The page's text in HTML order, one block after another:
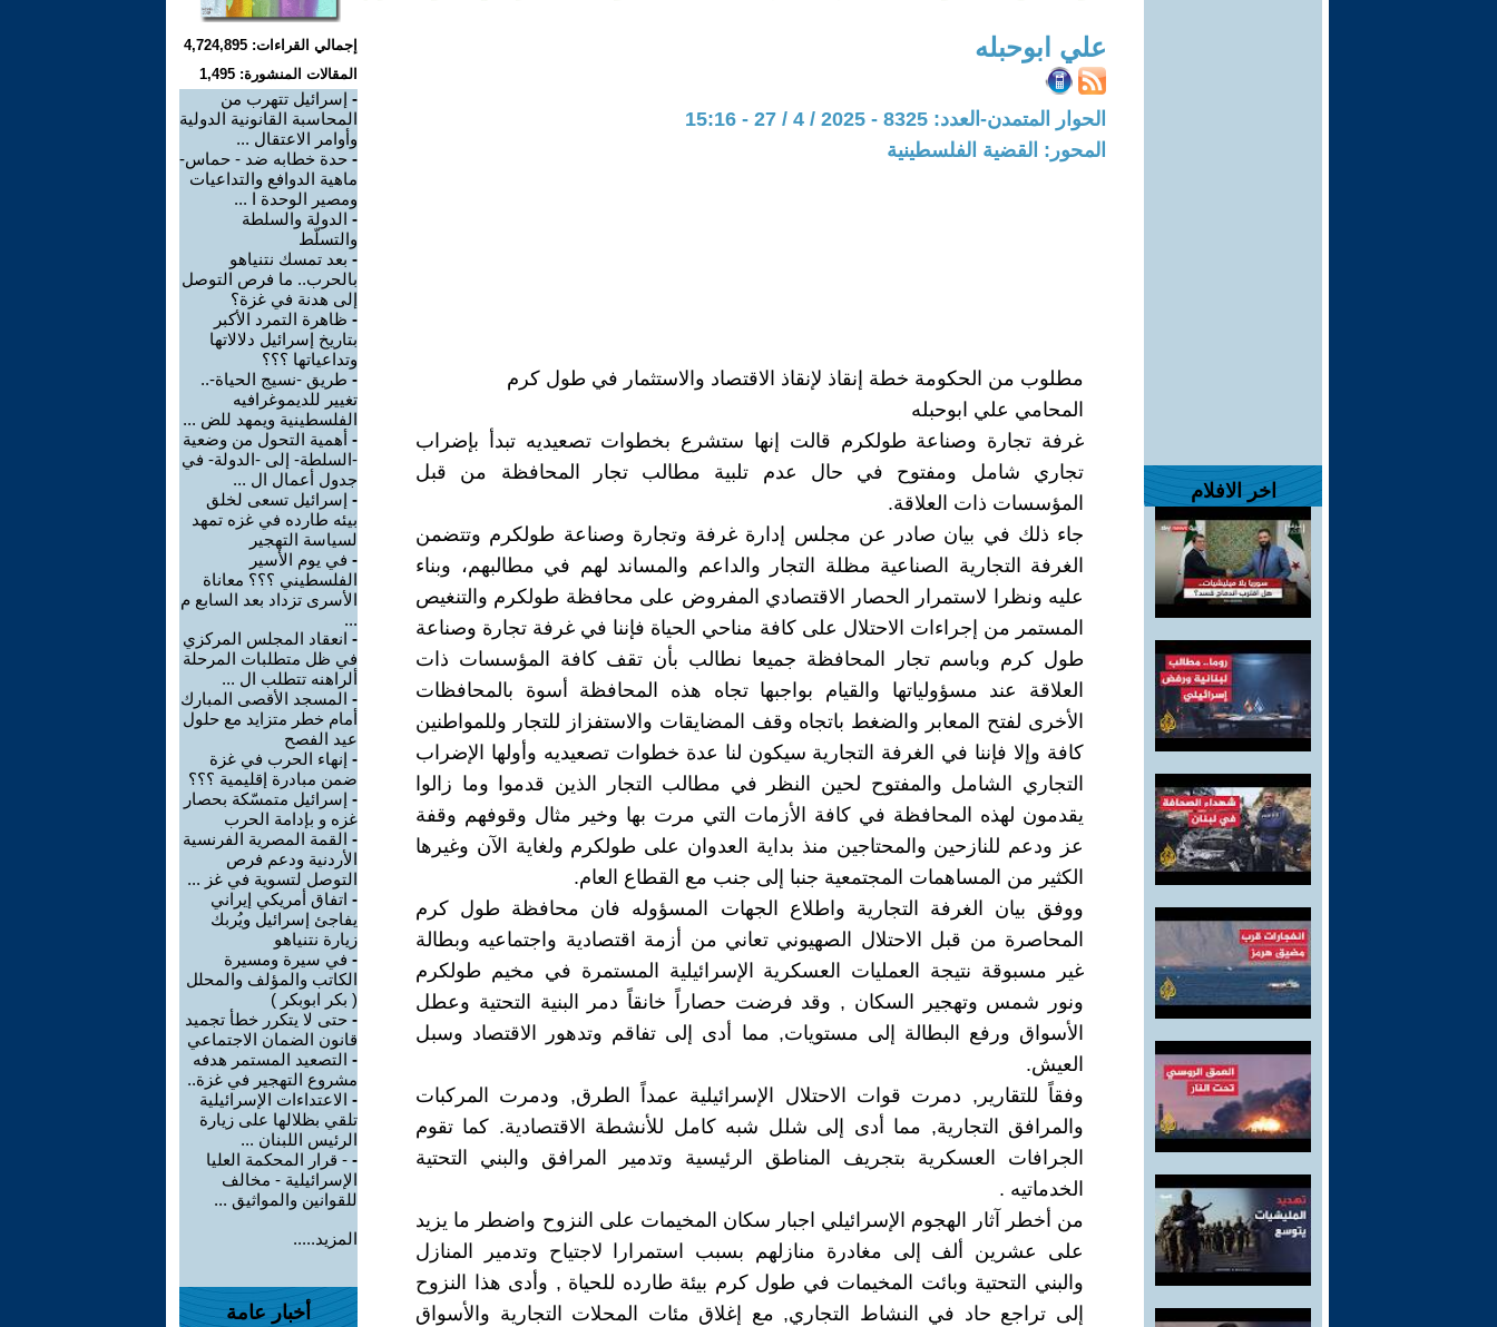
اخر الافلام
علي ابوحبله
الحوار المتمدن-العدد: 8325 - 2025 / 4 / 27 - 15:16
المحور: القضية الفلسطينية
مطلوب من الحكومة خطة إنقاذ لإنقاذ الاقتصاد والاستثمار في طول كرم
المحامي علي ابوحبله
غرفة تجارة وصناعة طولكرم قالت إنها ستشرع بخطوات تصعيديه تبدأ بإضراب
تجاري شامل ومفتوح في حال عدم تلبية مطالب تجار المحافظة من قبل
المؤسسات ذات العلاقة.
جاء ذلك في بيان صادر عن مجلس إدارة غرفة وتجارة وصناعة طولكرم وتتضمن
الغرفة التجارية الصناعية مظلة التجار والداعم والمساند لهم في مطالبهم، وبناء
عليه ونظرا لاستمرار الحصار الاقتصادي المفروض على محافظة طولكرم والتنغيص
المستمر من إجراءات الاحتلال على كافة مناحي الحياة فإننا في غرفة تجارة وصناعة
طول كرم وباسم تجار المحافظة جميعا نطالب بأن تقف كافة المؤسسات ذات
العلاقة عند مسؤولياتها والقيام بواجبها تجاه هذه المحافظة أسوة بالمحافظات
الأخرى لفتح المعابر والضغط باتجاه وقف المضايقات والاستفزاز للتجار وللمواطنين
كافة وإلا فإننا في الغرفة التجارية سيكون لنا عدة خطوات تصعيديه وأولها الإضراب
التجاري الشامل والمفتوح لحين النظر في مطالب التجار الذين قدموا وما زالوا
يقدمون لهذه المحافظة في كافة الأزمات التي مرت بها وخير مثال وقوفهم وقفة
عز ودعم للنازحين والمحتاجين منذ بداية العدوان على طولكرم ولغاية الآن وغيرها
الكثير من المساهمات المجتمعية جنبا إلى جنب مع القطاع العام.
ووفق بيان الغرفة التجارية واطلاع الجهات المسؤوله فان محافظة طول كرم
المحاصرة من قبل الاحتلال الصهيوني تعاني من أزمة اقتصادية واجتماعيه وبطالة
غير مسبوقة نتيجة العمليات العسكرية الإسرائيلية المستمرة في مخيم طولكرم
ونور شمس وتهجير السكان , وقد فرضت حصاراً خانقاً دمر البنية التحتية وعطل
الأسواق ورفع البطالة إلى مستويات, مما أدى إلى تفاقم وتدهور الاقتصاد وسبل
العيش.
وفقاً للتقارير, دمرت قوات الاحتلال الإسرائيلية عمداً الطرق, ودمرت المركبات
والمرافق التجارية, مما أدى إلى شلل شبه كامل للأنشطة الاقتصادية. كما تقوم
الجرافات العسكرية بتجريف المناطق الرئيسية وتدمير المرافق والبني التحتية
الخدماتيه .
من أخطر آثار الهجوم الإسرائيلي اجبار سكان المخيمات على النزوح واضطر ما يزيد
على عشرين ألف إلى مغادرة منازلهم بسبب استمرارا لاجتياح وتدمير المنازل
والبني التحتية وبائت المخيمات في طول كرم بيئة طارده للحياة , وأدى هذا النزوح
إلى تراجع حاد في النشاط التجاري, مع إغلاق مئات المحلات التجارية والأسواق
إجمالي القراءات: 4,724,895
المقالات المنشورة: 1,495
- إسرائيل تتهرب من
المحاسبة القانونية الدولية
وأوامر الاعتقال ...
- حدة خطابه ضد - حماس-
ماهية الدوافع والتداعيات
ومصير الوحدة ا ...
- الدولة والسلطة
والتسلّط
- بعد تمسك نتنياهو
بالحرب.. ما فرص التوصل
إلى هدنة في غزة؟
- ظاهرة التمرد الأكبر
بتاريخ إسرائيل دلالاتها
وتداعياتها ؟؟؟
- طريق -نسيج الحياة-..
تغيير للديموغرافيه
الفلسطينية ويمهد للض ...
- أهمية التحول من وضعية
-السلطة- إلى -الدولة- في
جدول أعمال ال ...
- إسرائيل تسعى لخلق
بيئه طارده في غزه تمهد
لسياسة التهجير
- في يوم الأسير
الفلسطيني ؟؟؟ معاناة
الأسرى تزداد بعد السابع م
...
- انعقاد المجلس المركزي
في ظل متطلبات المرحلة
ألراهنه تتطلب ال ...
- المسجد الأقصى المبارك
أمام خطر متزايد مع حلول
عيد الفصح
- إنهاء الحرب في غزة
ضمن مبادرة إقليمية ؟؟؟
- إسرائيل متمسّكة بحصار
غزه و بإدامة الحرب
- القمة المصرية الفرنسية
الأردنية ودعم فرص
التوصل لتسوية في غز ...
- اتفاق أمريكي إيراني
يفاجئ إسرائيل ويُربك
زيارة نتنياهو
- في سيرة ومسيرة
الكاتب والمؤلف والمحلل
( بكر ابوبكر )
- حتى لا يتكرر خطأ تجميد
قانون الضمان الاجتماعي
- التصعيد المستمر هدفه
مشروع التهجير في غزة..
- الاعتداءات الإسرائيلية
تلقي بظلالها على زيارة
الرئيس اللبنان ...
- - قرار المحكمة العليا
الإسرائيلية - مخالف
للقوانين والمواثيق ...
المزيد.....
أخبار عامة